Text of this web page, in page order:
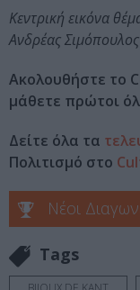
Κεντρική εικόνα
Ανδρέας Σιμόπουλος
Ακολουθήστε το
μάθετε πρώτοι
Δείτε όλα τα
Πολιτισμό στο
Νέοι
Tags